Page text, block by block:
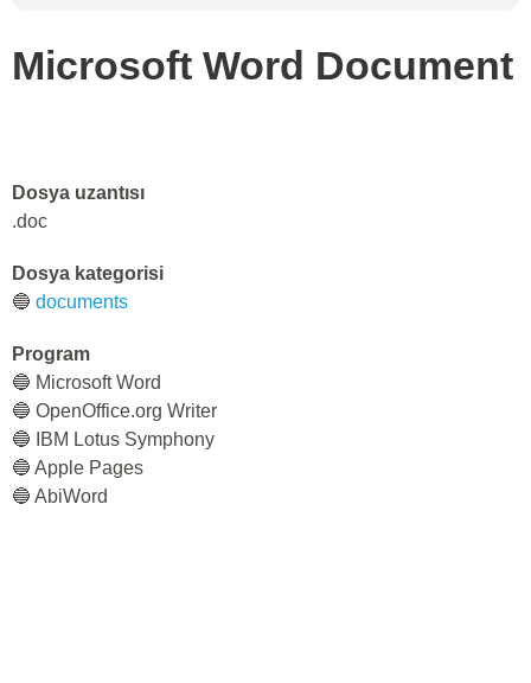
Microsoft Word Document
Dosya uzantısı
.doc
Dosya kategorisi
🔵 documents
Program
🔵 Microsoft Word
🔵 OpenOffice.org Writer
🔵 IBM Lotus Symphony
🔵 Apple Pages
🔵 AbiWord